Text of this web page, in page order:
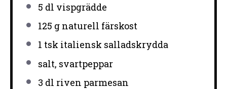
5 dl vispgrädde
125 gnaturell färskost
1 tsk italiensk salladskrydda
salt, svartpeppar
3 dl riven parmesan